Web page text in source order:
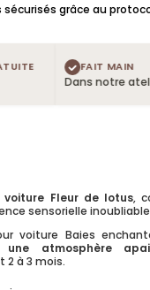
grâce au
FAIT MAIN
Dans notre atelier
Fleur de lotus,
sensorielle inoubliable.
voiture Baies
atmosphère
2 à 3 mois.